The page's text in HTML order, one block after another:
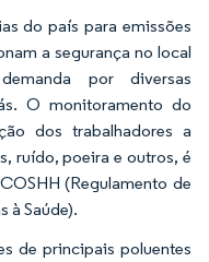
do país para emissões
a segurança no local
por diversas
O monitoramento do
dos trabalhadores a
ruído, poeira e outros, é
(Regulamento de
à Saúde).
de principais poluentes